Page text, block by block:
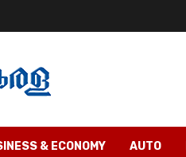
& ECONOMY AUTO